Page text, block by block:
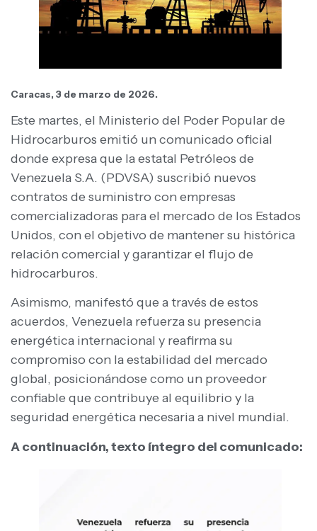
Caracas, 3 de marzo de 2026.
Este martes, el Ministerio del Poder Popular de
Hidrocarburos emitió un comunicado oficial
donde expresa que la estatal Petróleos de
Venezuela S.A. (PDVSA) suscribió nuevos
contratos de suministro con empresas
comercializadoras para el mercado de los Estados
Unidos, con el objetivo de mantener su histórica
relación comercial y garantizar el flujo de
hidrocarburos.
Asimismo, manifestó que a través de estos
acuerdos, Venezuela refuerza su presencia
energética internacional y reafirma su
compromiso con la estabilidad del mercado
global, posicionándose como un proveedor
confiable que contribuye al equilibrio y la
seguridad energética necesaria a nivel mundial.
A continuación, texto íntegro del comunicado: